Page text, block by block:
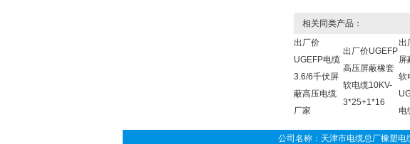
相关同类产品：
出厂价
UGEFP电缆
3.6/6千伏屏
蔽高压电缆
厂家
出厂价UGEFP
高压屏蔽橡套
软电缆10KV-
3*25+1*16
出
屏
软
电
公司名称：天津市电缆总厂橡塑